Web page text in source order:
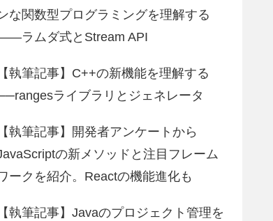
な関数型プログラミングを理解する
ラムダ式とStream API
【執筆記事】C++の新機能を理解する
ライブラリとジェネレータ
【執筆記事】開発者アンケートから
の新メソッドと注目フレーム
ークを紹介。Reactの機能進化も
【執筆記事】Javaのプロジェクト管理を